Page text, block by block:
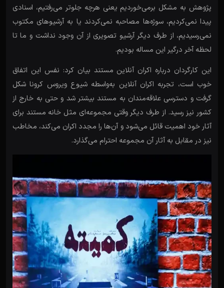
پژوهش به مشکل برمی‌خوردیم یعنی هرچه جلوتر می‌رفتیم، اسنادی
پیدا نمی‌کردیم، سوژه‌ها مصاحبه نمی‌کردند یا به آرشیوهای مکتوب
نمی‌رسیدیم، از طرف دیگر آرشیو تصویری از آن وجود نداشت و ما تا
لحظه آخر درگیر این مساله بودیم.
این کارگردان درباره اکران آنلاین مستند بیان کرد: نفس این اتفاق
خوب است، تجربه اکران آنلاین به‌واسطه شیوع ویروس کرونا شکل
گرفت و دسترسی علاقه‌مندان به مستند بیشتر شد و حتی به خارج از
کشور نیز رسید. از طرف دیگر وقتی مجموعه‌ای مثل خانه مستند برای
آثار خود اهمیت قائل می‌شود و آن‌ها را مجدد اکران می‌کند، مخاطب
نیز در مقابل به آثار آن مجموعه احترام می‌گذارد.